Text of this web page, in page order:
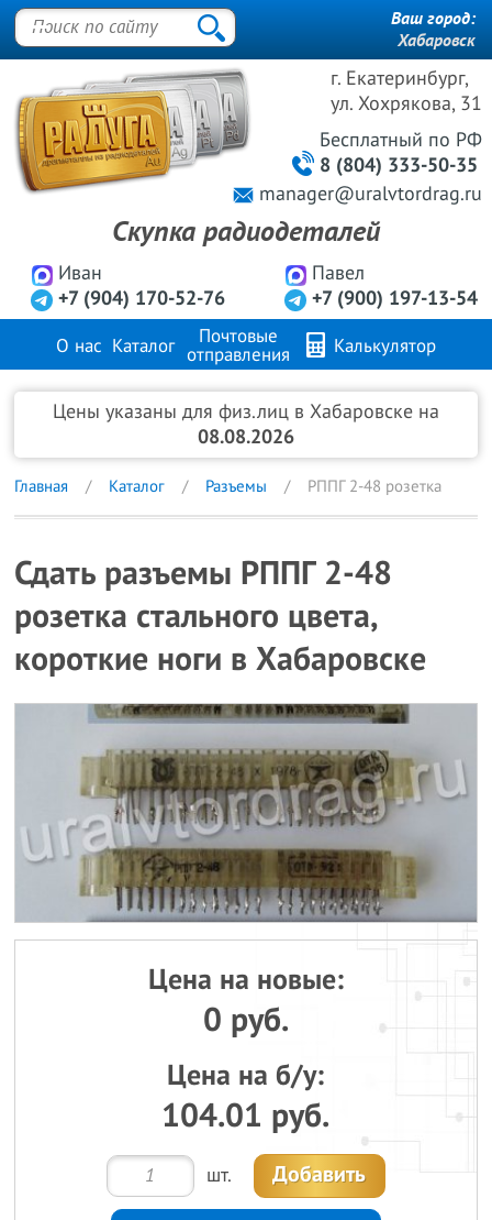
г. Екатеринбург,
ул. Хохрякова, 31
Иван
+7 (904) 170-52-76
Павел
+7 (900) 197-13-54
Бесплатный по РФ
8 (804) 333-50-35
manager@uralvtordrag.ru
Скупка радиодеталей
Ваш город:
Хабаровск
О нас Каталог
Почтовые
отправления
Калькулятор
Продажа металлов Контакты
Цены указаны для физ.лиц в Хабаровске на
08.08.2026
Главная Каталог Разъемы РППГ 2-48 розетка
Сдать разъемы РППГ 2-48
розетка стального цвета,
короткие ноги в Хабаровске
Цена на новые:
0 руб.
Цена на б/у:
104.01 руб.
шт. Добавить